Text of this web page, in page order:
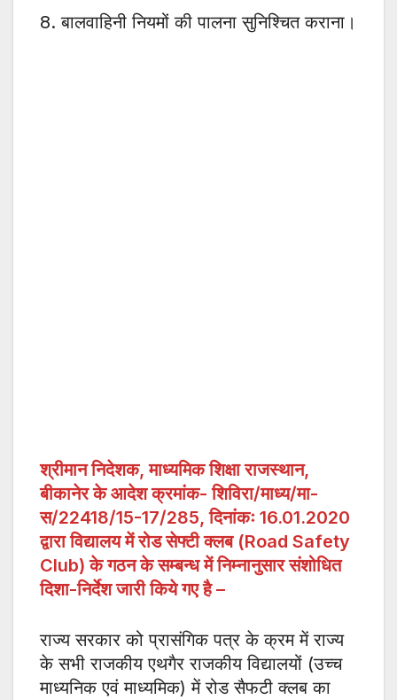
8. बालवाहिनी नियमों की पालना सुनिश्चित कराना।
श्रीमान निदेशक, माध्यमिक शिक्षा राजस्थान,
बीकानेर के आदेश क्रमांक- शिविरा/माध्य/मा-
स/22418/15-17/285, दिनांकः 16.01.2020
द्वारा विद्यालय में रोड सेफ्टी क्लब (Road Safety
Club) के गठन के सम्बन्ध में निम्नानुसार संशोधित
दिशा-निर्देश जारी किये गए है –
राज्य सरकार को प्रासंगिक पत्र के क्रम में राज्य
के सभी राजकीय एथगैर राजकीय विद्यालयों (उच्च
माध्यनिक एवं माध्यमिक) में रोड सैफटी क्लब का